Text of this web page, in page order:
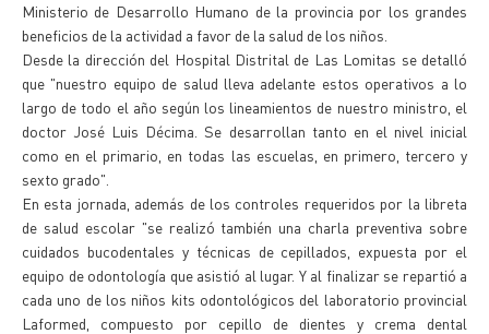
Ministerio de Desarrollo Humano de la provincia por los grandes
beneficios de la actividad a favor de la salud de los niños.
Desde la dirección del Hospital Distrital de Las Lomitas se detalló
que "nuestro equipo de salud lleva adelante estos operativos a lo
largo de todo el año según los lineamientos de nuestro ministro, el
doctor José Luis Décima. Se desarrollan tanto en el nivel inicial
como en el primario, en todas las escuelas, en primero, tercero y
sexto grado".
En esta jornada, además de los controles requeridos por la libreta
de salud escolar "se realizó también una charla preventiva sobre
cuidados bucodentales y técnicas de cepillados, expuesta por el
equipo de odontología que asistió al lugar. Y al finalizar se repartió a
cada uno de los niños kits odontológicos del laboratorio provincial
Laformed, compuesto por cepillo de dientes y crema dental